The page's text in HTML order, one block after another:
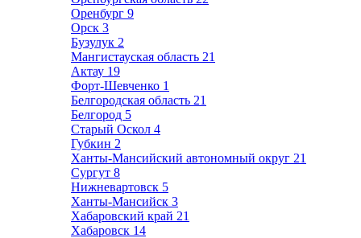
Оренбург 9
Орск 3
Бузулук 2
Мангистауская область 21
Актау 19
Форт-Шевченко 1
Белгородская область 21
Белгород 5
Старый Оскол 4
Губкин 2
Ханты-Мансийский автономный округ 21
Сургут 8
Нижневартовск 5
Ханты-Мансийск 3
Хабаровский край 21
Хабаровск 14